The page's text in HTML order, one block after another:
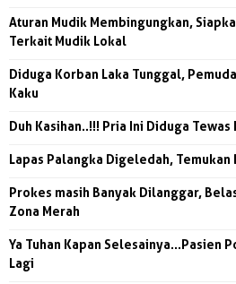
Aturan Mudik Membingungkan,
Terkait Mudik Lokal
Diduga Korban Laka Tunggal,
Kaku
Duh Kasihan..!!! Pria Ini Diduga
Lapas Palangka Digeledah, Temukan
Prokes masih Banyak Dilanggar,
Zona Merah
Ya Tuhan Kapan Selesainya...Pasien
Lagi